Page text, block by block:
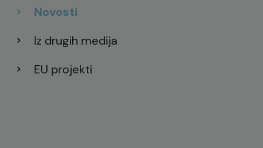
Novosti
Iz drugih medija
EU projekti